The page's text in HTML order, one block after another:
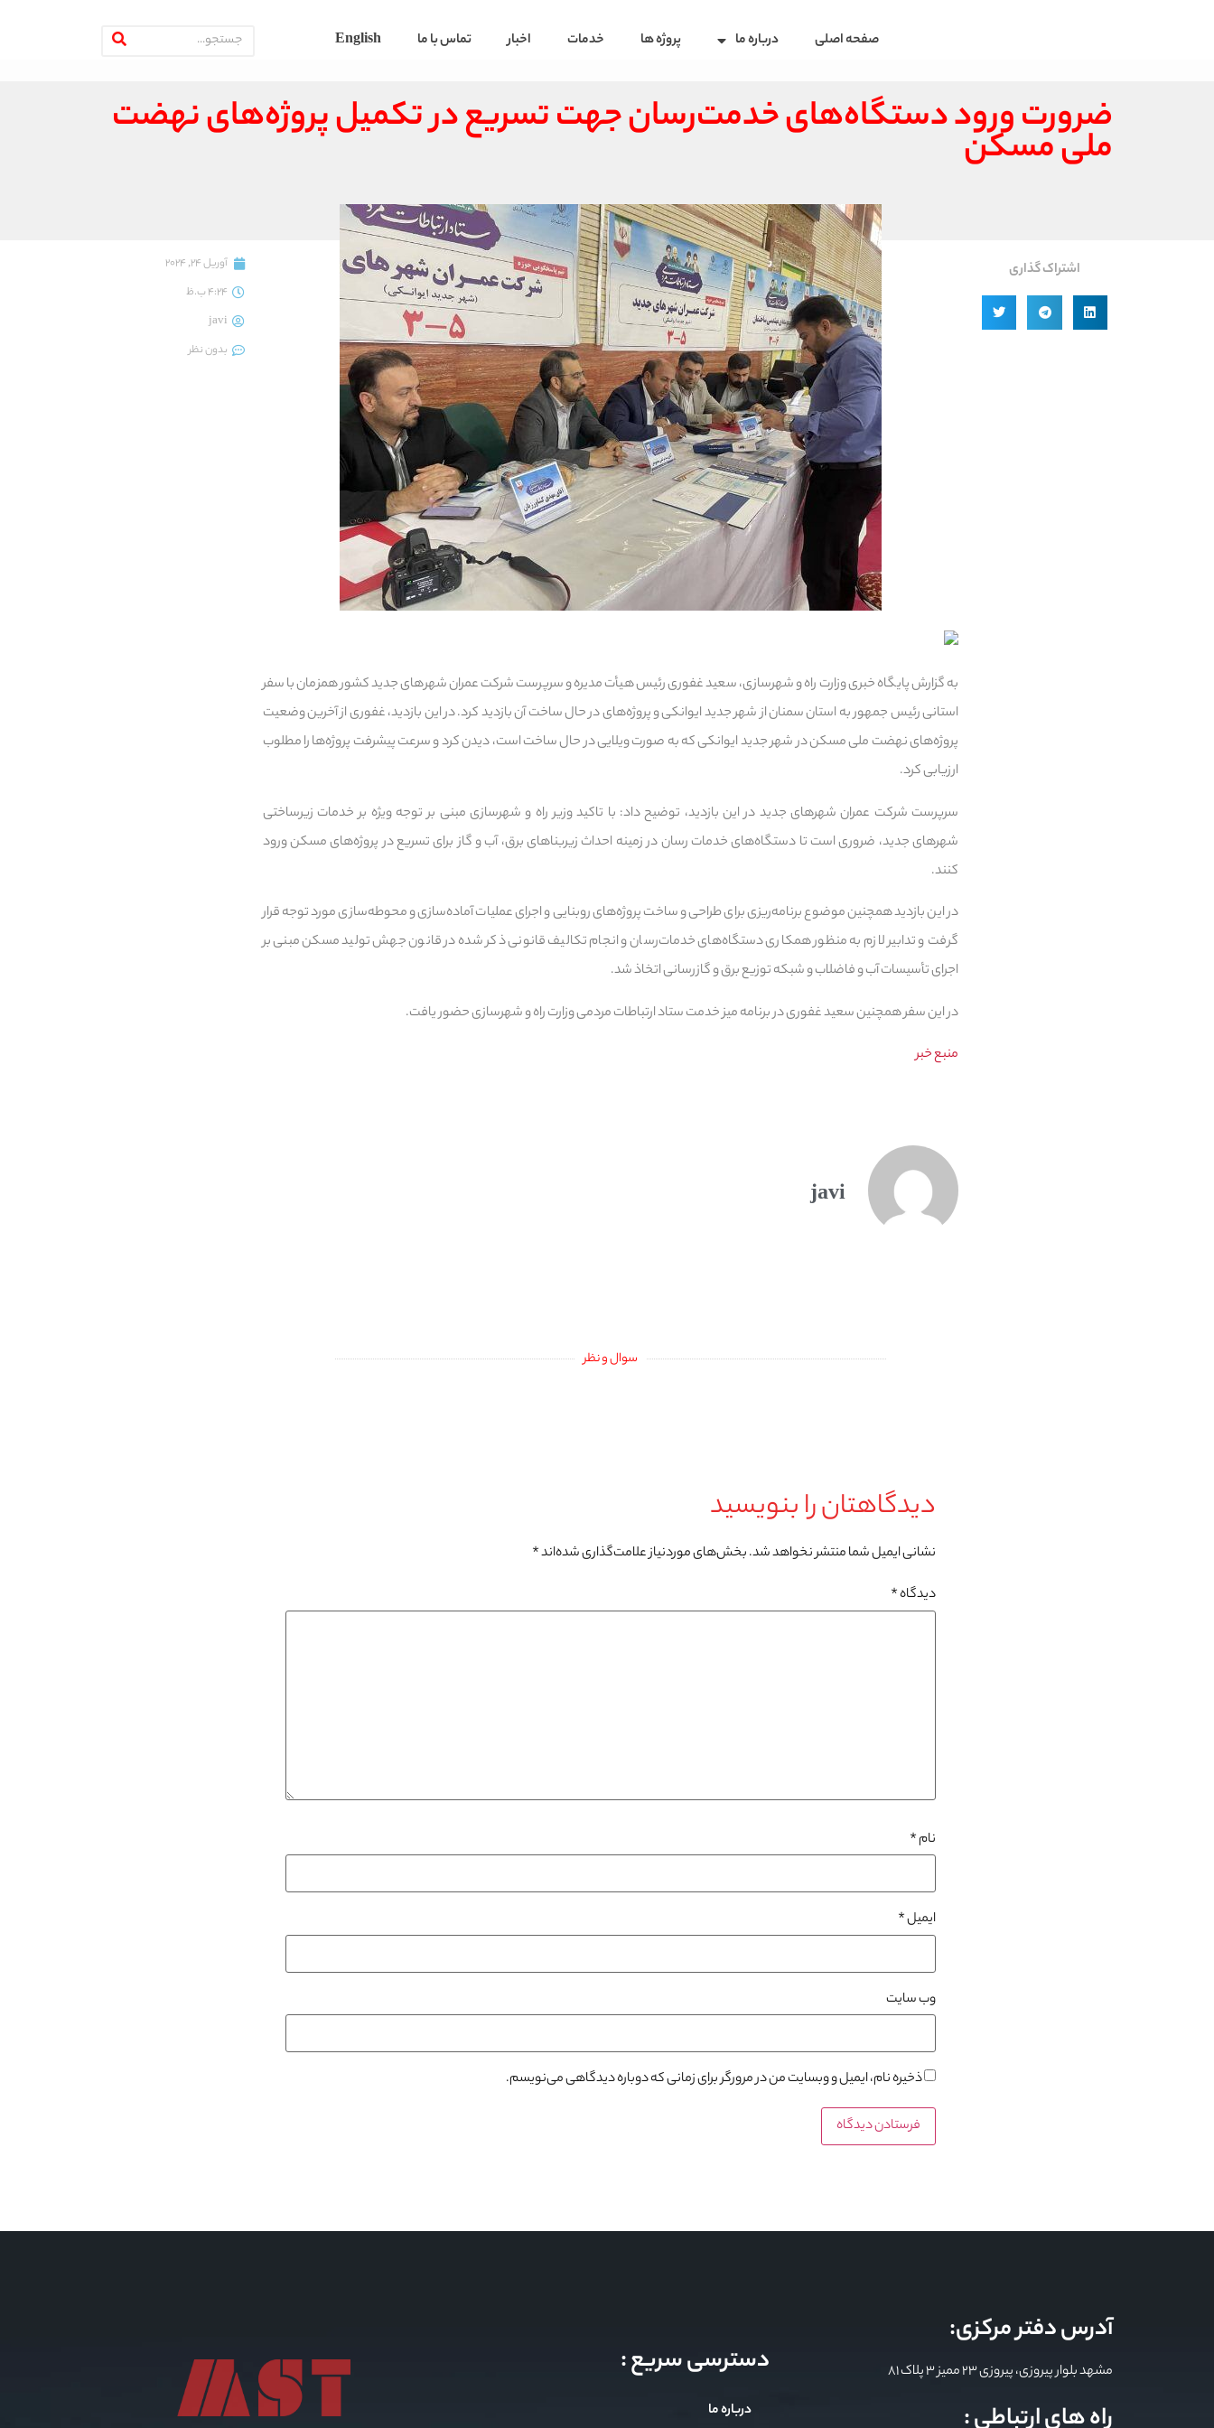
صفحه اصلی درباره ما پروژه ها خدمات اخبار تماس با ما English
ضرورت ورود دستگاه‌های خدمت‌رسان جهت تسریع در تکمیل پروژه‌های نهضت
ملی مسکن
اشتراک گذاری
به گزارش پایگاه خبری وزارت راه و شهرسازی، سعید غفوری رئیس هیأت مدیره و سرپرست شرکت عمران شهرهای جدید کشور همزمان با سفر
استانی رئیس جمهور به استان سمنان از شهر جدید ایوانکی و پروژه‌های در حال ساخت آن بازدید کرد. در این بازدید، غفوری از آخرین وضعیت
پروژه‌های نهضت ملی مسکن در شهر جدید ایوانکی که به صورت ویلایی در حال ساخت است، دیدن کرد و سرعت پیشرفت پروژه‌ها را مطلوب
ارزیابی کرد.
سرپرست شرکت عمران شهرهای جدید در این بازدید، توضیح داد: با تاکید وزیر راه و شهرسازی مبنی بر توجه ویژه بر خدمات زیرساختی
شهرهای جدید، ضروری است تا دستگاه‌های خدمات رسان در زمینه احداث زیربناهای برق‌، آب و گاز برای تسریع در پروژه‌های مسکن ورود
کنند.
در این بازدید همچنین موضوع برنامه‌ریزی برای طراحی و ساخت پروژه‌های روبنایی و اجرای عملیات آماده‌سازی و محوطه‌سازی مورد توجه قرار
گرفت و تدابیر لازم به منظور همکاری دستگاه‌های خدمات‌رسان و انجام تکالیف قانونی ذکر شده در قانون جهش تولید مسکن مبنی بر
اجرای تأسیسات آب و فاضلاب و شبکه توزیع برق و گازرسانی اتخاذ شد.
در این سفر همچنین سعید غفوری در برنامه میز خدمت ستاد ارتباطات مردمی وزارت راه و شهرسازی حضور یافت.
منبع خبر
javi
سوال و نظر
دیدگاهتان را بنویسید
نشانی ایمیل شما منتشر نخواهد شد.بخش‌های موردنیاز علامت‌گذاری شده‌اند*
دیدگاه*
نام*
ایمیل*
وب‌ سایت
ذخیره نام، ایمیل و وبسایت من در مرورگر برای زمانی که دوباره دیدگاهی می‌نویسم.
آوریل 24, 2024
4:24 ب.ظ
javi
بدون نظر
آدرس دفتر مرکزی:
مشهد بلوار پیروزی، پیروزی 23 ممیز 3 پلاک 81
راه های ارتباطی :
دسترسی سریع :
درباره ما